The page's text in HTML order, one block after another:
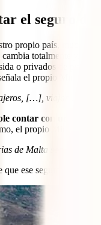
el seguro de
propio país, muchas
cambia totalmente y,
o privados de primer
el propio Ministerio
[…], viajar con
contar con un seguro
el propio Ministerio
de Malta son las
ese seguro para